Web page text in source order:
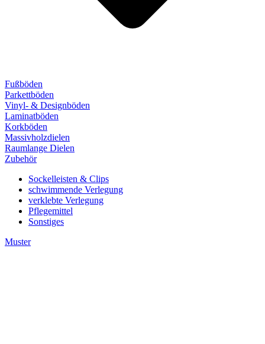
Fußböden
Parkettböden
Vinyl- & Designböden
Laminatböden
Korkböden
Massivholzdielen
Raumlange Dielen
Zubehör
Sockelleisten & Clips
schwimmende Verlegung
verklebte Verlegung
Pflegemittel
Sonstiges
Muster